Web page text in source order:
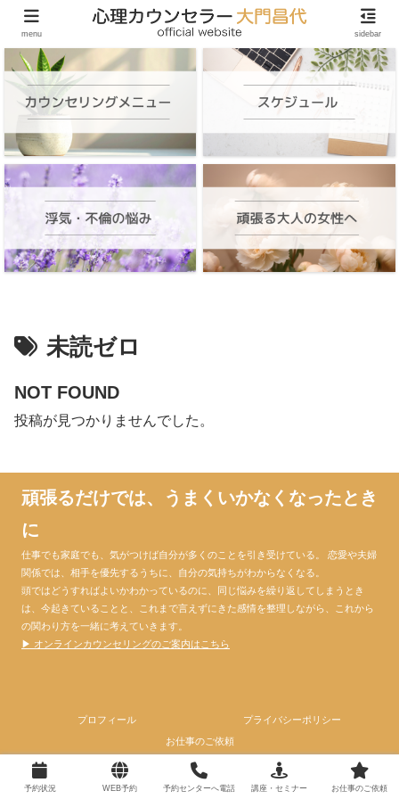
頑張る大人の女性のためのオンラインカウンセリング
未読ゼロ
NOT FOUND
投稿が見つかりませんでした。
頑張るだけでは、うまくいかなくなったとき
に
仕事でも家庭でも、気がつけば自分が多くのことを引き受けている。 恋愛や夫婦
関係では、相手を優先するうちに、自分の気持ちがわからなくなる。
頭ではどうすればよいかわかっているのに、同じ悩みを繰り返してしまうとき
は、今起きていることと、これまで言えずにきた感情を整理しながら、これから
の関わり方を一緒に考えていきます。
▶ オンラインカウンセリングのご案内はこちら
プロフィール
プライバシーポリシー
お仕事のご依頼
© 2024 心理カウンセラー大門昌代official website.
menu sidebar
予約状況 WEB予約 予約センターへ電話 講座・セミナー お仕事のご依頼